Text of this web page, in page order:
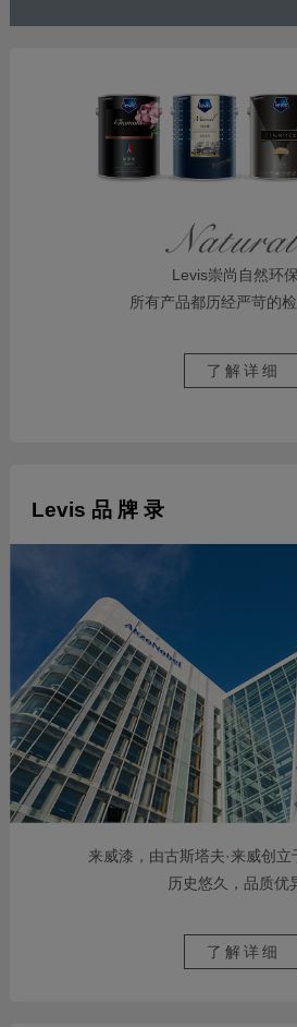
Levis崇尚自然环保
所有产品都历经严苛的检
了解详细
Levis 品 牌 录
来威漆，由古斯塔夫·来威创立
历史悠久，品质优
了解详细